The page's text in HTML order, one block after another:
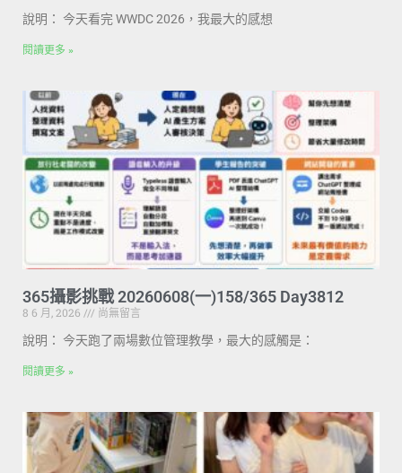
說明： 今天看完 WWDC 2026，我最大的感想
閱讀更多 »
365攝影挑戰 20260608(一)158/365 Day3812
8 6 月, 2026
尚無留言
說明： 今天跑了兩場數位管理教學，最大的感觸是：
閱讀更多 »